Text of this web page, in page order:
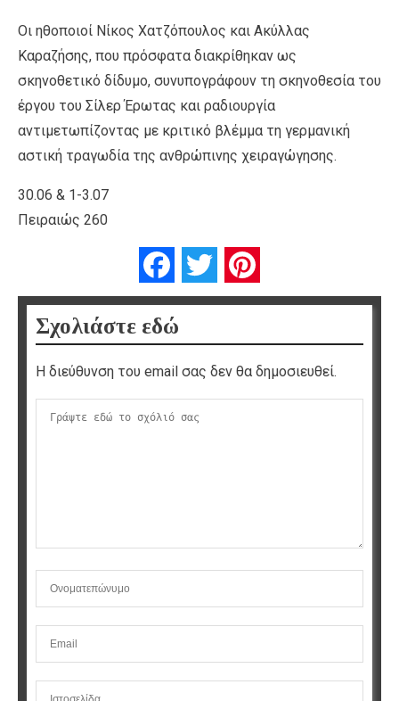
Οι ηθοποιοί Νίκος Χατζόπουλος και Ακύλλας
Καραζήσης, που πρόσφατα διακρίθηκαν ως
σκηνοθετικό δίδυμο, συνυπογράφουν τη σκηνοθεσία του
έργου του Σίλερ Έρωτας και ραδιουργία
αντιμετωπίζοντας με κριτικό βλέμμα τη γερμανική
αστική τραγωδία της ανθρώπινης χειραγώγησης.
30.06 & 1-3.07
Πειραιώς 260
FacebookTwitter
Σχολιάστε εδώ
Η διεύθυνση του email σας δεν θα δημοσιευθεί.